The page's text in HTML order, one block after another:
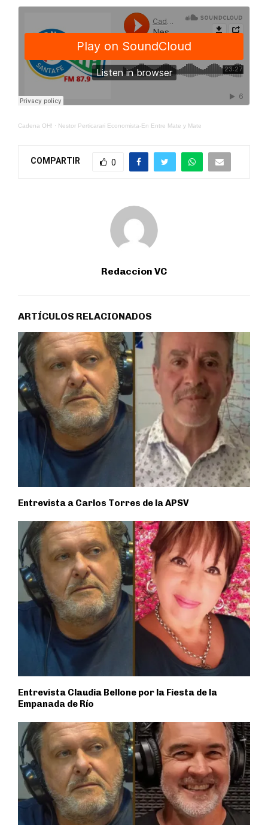
Cadena OH! · Nestor Perticarari Economista-En Entre Mate y Mate
COMPARTIR 0
Redaccion VC
ARTÍCULOS RELACIONADOS
Entrevista a Carlos Torres de la APSV
Entrevista Claudia Bellone por la Fiesta de la
Empanada de Río